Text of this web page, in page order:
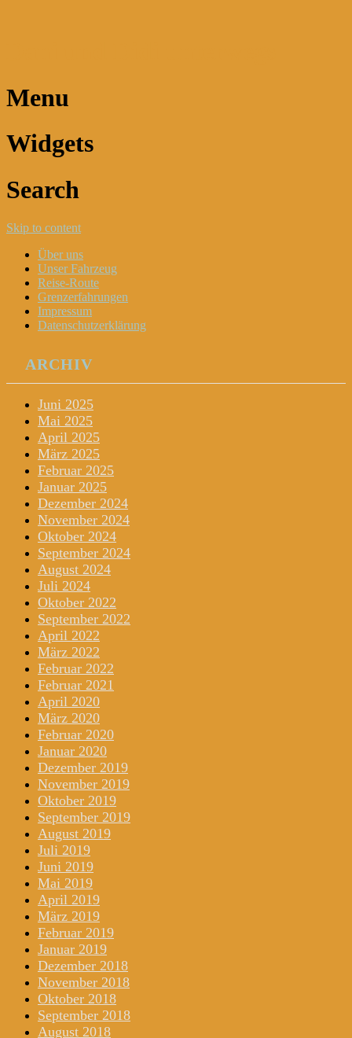
Menu
Widgets
Search
Skip to content
Über uns
Unser Fahrzeug
Reise-Route
Grenzerfahrungen
Impressum
Datenschutzerklärung
ARCHIV
Juni 2025
Mai 2025
April 2025
März 2025
Februar 2025
Januar 2025
Dezember 2024
November 2024
Oktober 2024
September 2024
August 2024
Juli 2024
Oktober 2022
September 2022
April 2022
März 2022
Februar 2022
Februar 2021
April 2020
März 2020
Februar 2020
Januar 2020
Dezember 2019
November 2019
Oktober 2019
September 2019
August 2019
Juli 2019
Juni 2019
Mai 2019
April 2019
März 2019
Februar 2019
Januar 2019
Dezember 2018
November 2018
Oktober 2018
September 2018
August 2018